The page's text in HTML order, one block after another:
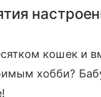
кошек и
хобби?